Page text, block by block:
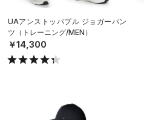
UAアンストッパブル ジョガーパン
ツ（トレーニング/MEN）
￥14,300